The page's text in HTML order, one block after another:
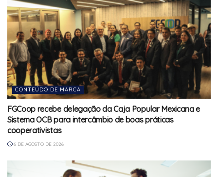
CONTEÚDO DE MARCA
FGCoop recebe delegação da Caja Popular Mexicana e
Sistema OCB para intercâmbio de boas práticas
cooperativistas
6 DE AGOSTO DE 2026